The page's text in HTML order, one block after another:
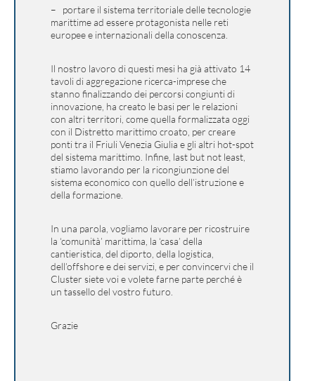
– portare il sistema territoriale delle tecnologie
marittime ad essere protagonista nelle reti
europee e internazionali della conoscenza.
Il nostro lavoro di questi mesi ha già attivato 14
tavoli di aggregazione ricerca-imprese che
stanno finalizzando dei percorsi congiunti di
innovazione, ha creato le basi per le relazioni
con altri territori, come quella formalizzata oggi
con il Distretto marittimo croato, per creare
ponti tra il Friuli Venezia Giulia e gli altri hot-spot
del sistema marittimo. Infine, last but not least,
stiamo lavorando per la ricongiunzione del
sistema economico con quello dell’istruzione e
della formazione.
In una parola, vogliamo lavorare per ricostruire
la ‘comunità’ marittima, la ‘casa’ della
cantieristica, del diporto, della logistica,
dell’offshore e dei servizi, e per convincervi che il
Cluster siete voi e volete farne parte perché è
un tassello del vostro futuro.
Grazie